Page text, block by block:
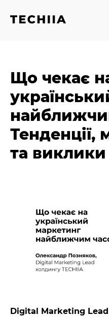
Що чекає
Тенденції,
та
Digital Marketing